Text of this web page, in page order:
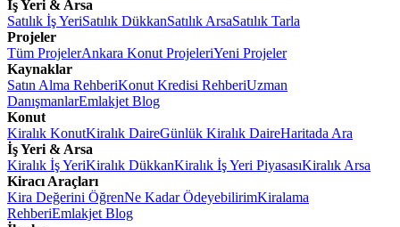
İş Yeri & Arsa
Satılık İş YeriSatılık DükkanSatılık ArsaSatılık Tarla
Projeler
Tüm ProjelerAnkara Konut ProjeleriYeni Projeler
Kaynaklar
Satın Alma RehberiKonut Kredisi RehberiUzman
DanışmanlarEmlakjet Blog
Konut
Kiralık KonutKiralık DaireGünlük Kiralık DaireHaritada Ara
İş Yeri & Arsa
Kiralık İş YeriKiralık DükkanKiralık İş Yeri PiyasasıKiralık Arsa
Kiracı Araçları
Kira Değerini ÖğrenNe Kadar ÖdeyebilirimKiralama
RehberiEmlakjet Blog